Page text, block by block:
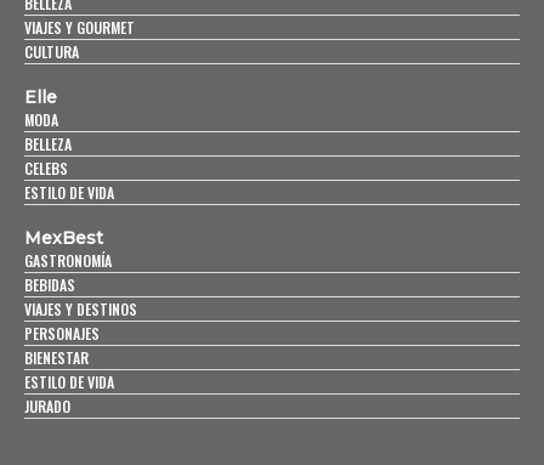
VIAJES Y GOURMET
CULTURA
Elle
MODA
BELLEZA
CELEBS
ESTILO DE VIDA
MexBest
GASTRONOMÍA
BEBIDAS
VIAJES Y DESTINOS
PERSONAJES
BIENESTAR
ESTILO DE VIDA
JURADO